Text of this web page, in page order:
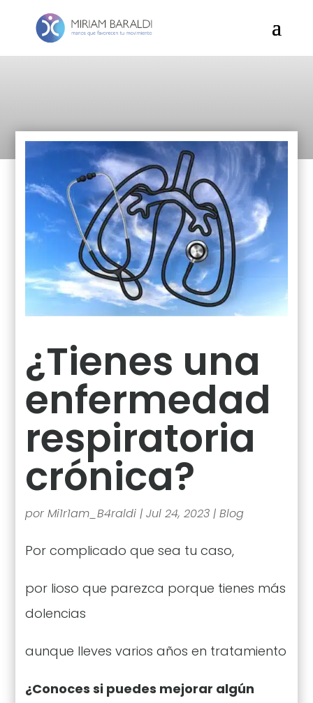
¿Tienes una
enfermedad
respiratoria
crónica?
por Mi1r1am_B4raldi| Jul 24, 2023| Blog
Por complicado que sea tu caso,
por lioso que parezca porque tienes más
dolencias
aunque lleves varios años en tratamiento
¿Conoces si puedes mejorar algún